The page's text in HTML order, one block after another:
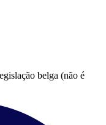
belga (não é